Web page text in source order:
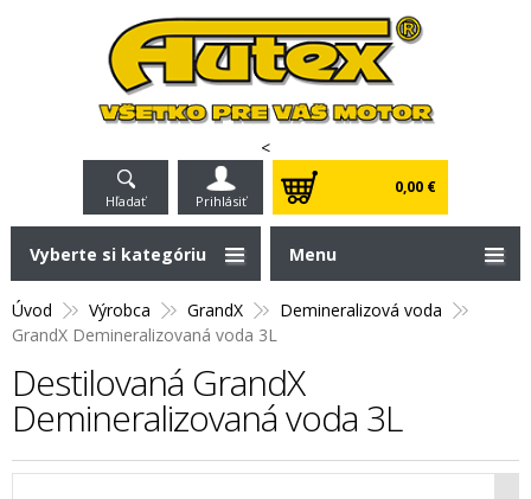
<
Hľadať Prihlásiť
0,00 €
Úvod Výrobca GrandX
Demineralizová voda
GrandX Demineralizovaná voda 3L
Destilovaná GrandX
Demineralizovaná voda 3L
Vyberte si kategóriu Menu